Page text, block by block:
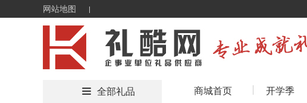
网站地图
全部礼品 商城首页 开学季